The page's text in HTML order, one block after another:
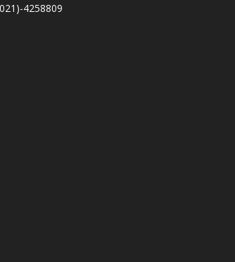
4258809